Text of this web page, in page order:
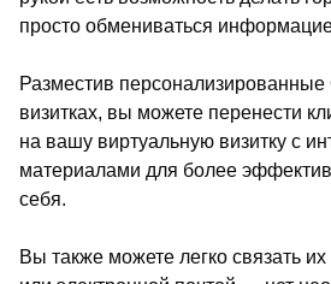
просто обмениваться
Разместив персонализированные
визитках, вы можете перенести
на вашу виртуальную визитку с
материалами для более
себя.
Вы также можете легко связать